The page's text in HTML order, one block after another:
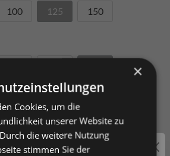
100 125 150
×
Cookies, um die
unserer Website zu
die weitere Nutzung
stimmen Sie der